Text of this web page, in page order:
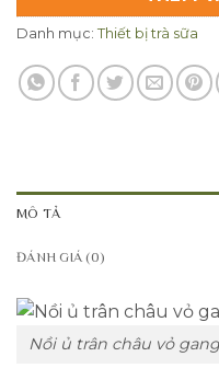
Danh mục: Thiết bị trà sữa
MÔ TẢ
ĐÁNH GIÁ (0)
Nồi ủ trân châu vỏ